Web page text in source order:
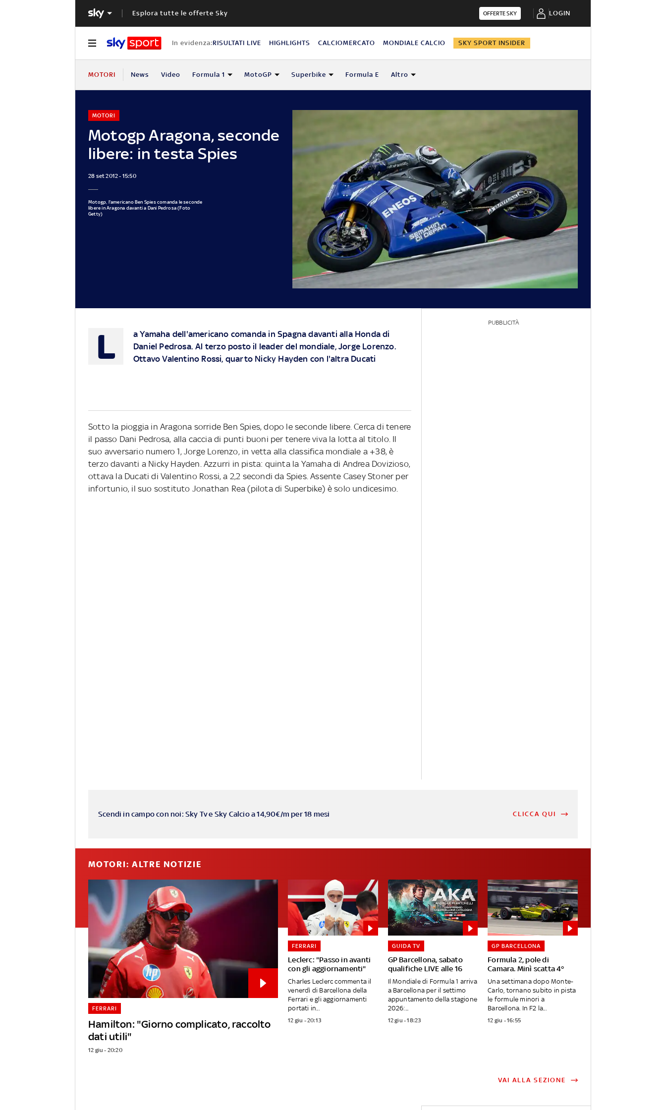
Esplora tutte le offerte Sky OFFERTE SKY LOGIN
In evidenza:RISULTATI LIVE HIGHLIGHTS CALCIOMERCATO MONDIALE CALCIO SKY SPORT INSIDER
MOTORI News Video Formula 1 MotoGP Superbike Formula E Altro
Motogp Aragona, seconde
libere: in testa Spies
MOTORI
28 set 2012 - 15:50
Motogp, l'americano Ben Spies comanda le seconde
libere in Aragona davanti a Dani Pedrosa (Foto
Getty)
L
a Yamaha dell'americano comanda in Spagna davanti alla Honda di
Daniel Pedrosa. Al terzo posto il leader del mondiale, Jorge Lorenzo.
Ottavo Valentino Rossi, quarto Nicky Hayden con l'altra Ducati
Sotto la pioggia in Aragona sorride Ben Spies, dopo le seconde libere. Cerca di tenere
il passo Dani Pedrosa, alla caccia di punti buoni per tenere viva la lotta al titolo. Il
suo avversario numero 1, Jorge Lorenzo, in vetta alla classifica mondiale a +38, è
terzo davanti a Nicky Hayden. Azzurri in pista: quinta la Yamaha di Andrea Dovizioso,
ottava la Ducati di Valentino Rossi, a 2,2 secondi da Spies. Assente Casey Stoner per
infortunio, il suo sostituto Jonathan Rea (pilota di Superbike) è solo undicesimo.
PUBBLICITÀ
Scendi in campo con noi: Sky Tv e Sky Calcio a 14,90€/m per 18 mesi CLICCA QUI
MOTORI: ALTRE NOTIZIE
Hamilton: "Giorno complicato, raccolto
dati utili"
FERRARI
12 giu - 20:20
Leclerc: "Passo in avanti
con gli aggiornamenti"
FERRARI
Charles Leclerc commenta il
venerdì di Barcellona della
Ferrari e gli aggiornamenti
portati in...
12 giu - 20:13
GP Barcellona, sabato
qualifiche LIVE alle 16
GUIDA TV
Il Mondiale di Formula 1 arriva
a Barcellona per il settimo
appuntamento della stagione
2026:...
12 giu - 18:23
Formula 2, pole di
Camara. Minì scatta 4°
GP BARCELLONA
Una settimana dopo Monte-
Carlo, tornano subito in pista
le formule minori a
Barcellona. In F2 la...
12 giu - 16:55
VAI ALLA SEZIONE